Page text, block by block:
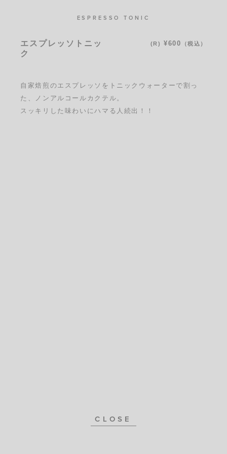
ESPRESSO TONIC
エスプレッソトニッ
ク
(R) ¥600 （税込）
自家焙煎のエスプレッソをトニックウォーターで割っ
た、ノンアルコールカクテル。
スッキリした味わいにハマる人続出！！
CLOSE